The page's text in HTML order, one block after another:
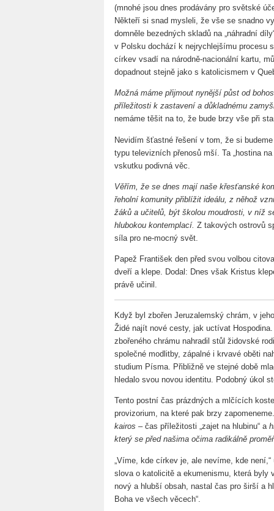
(mnohé jsou dnes prodávány pro světské
Někteří si snad mysleli, že vše se snadno
domněle bezedných skladů na „náhradní
v Polsku dochází k nejrychlejšímu procesu
církev vsadí na národně-nacionální kartu,
dopadnout stejně jako s katolicismem v
Možná máme přijmout nynější půst od
příležitosti k zastavení a důkladnému
nemáme těšit na to, že bude brzy vše při
Nevidím šťastné řešení v tom, že si
typu televizních přenosů mší. Ta „hostina
vskutku podivná věc.
Věřím, že se dnes mají naše křesťanské
řeholní komunity přiblížit ideálu, z něhož
žáků a učitelů, být školou moudrosti, v níž
hlubokou kontemplací. Z takových ostrovů
síla pro ne-mocný svět.
Papež František den před svou volbou
dveří a klepe. Dodal: Dnes však Kristus
právě učinil.
Když byl zbořen Jeruzalemský chrám, v
Židé najít nové cesty, jak uctívat
zbořeného chrámu nahradil stůl židovské
společné modlitby, zápalné i krvavé oběti
studium Písma. Přibližně ve stejné době
hledalo svou novou identitu. Podobný úkol
Tento postní čas prázdných a mlčících
provizorium, na které pak brzy
kairos – čas příležitosti „zajet na hlubinu“ a
který se před našima očima radikálně
„Víme, kde církev je, ale nevíme, kde
slova o katolicitě a ekumenismu, která byly
nový a hlubší obsah, nastal čas pro širší a
Boha ve všech věcech“.